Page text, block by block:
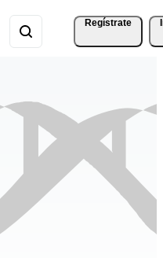
Regístrate